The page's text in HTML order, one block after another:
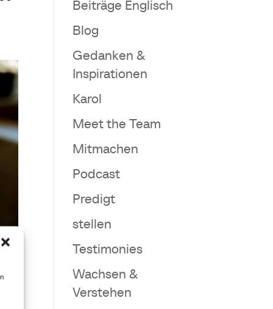
Beiträge Englisch
Blog
Gedanken &
Inspirationen
Karol
Meet the Team
Mitmachen
Podcast
Predigt
stellen
Testimonies
Wachsen &
Verstehen